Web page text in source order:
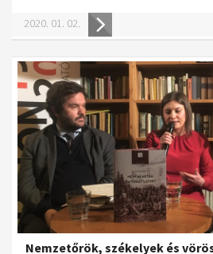
2020. 01. 02.
Nemzetőrök, székelyek és